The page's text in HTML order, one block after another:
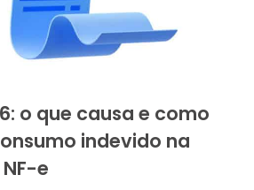
o que causa e como
indevido na
e